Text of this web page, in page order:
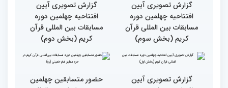
متسابقین چهلمین دوره
مسابقات بین المللی قرآن
کریم در مرقد مطهر امام
خمینی (ره)
افتتاحیه چهلمین دوره
مسابقات بین المللی قرآن
کریم (بخش چهارم)
گزارش تصویری آیین
گزارش تصویری آیین